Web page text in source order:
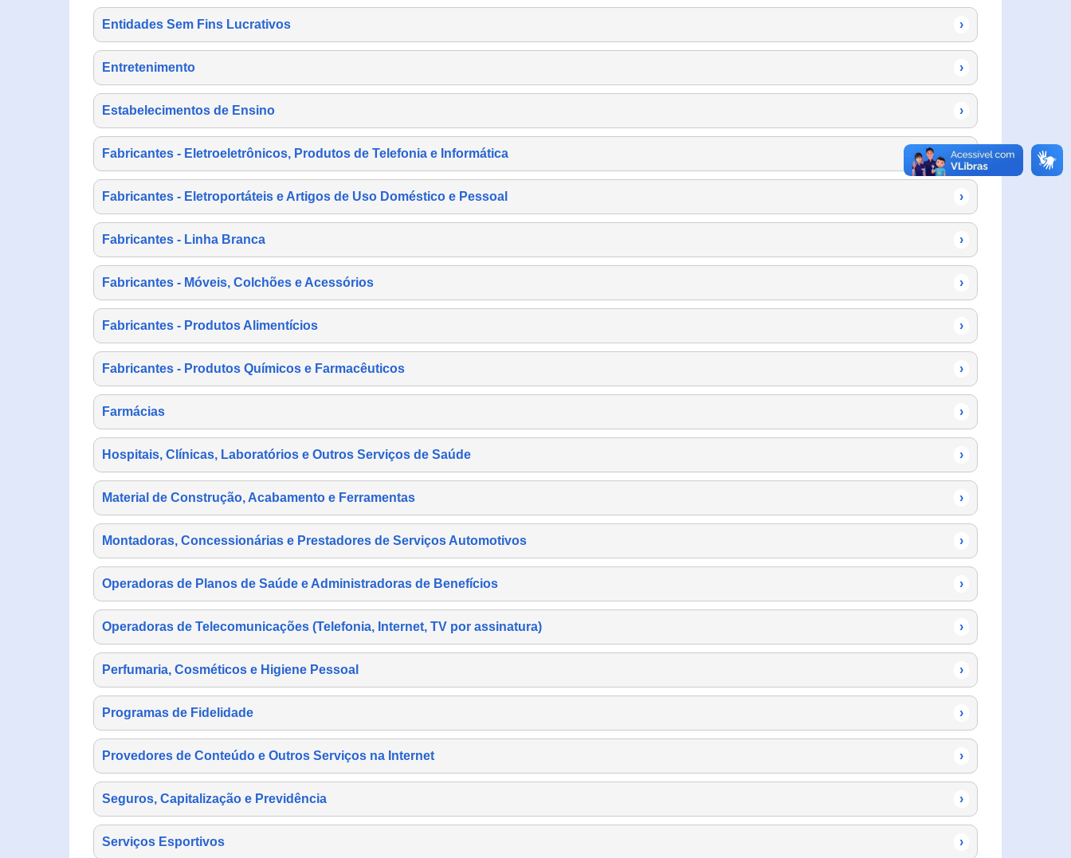
Entidades Sem Fins Lucrativos ›
Entretenimento ›
Estabelecimentos de Ensino ›
Fabricantes - Eletroeletrônicos, Produtos de Telefonia e Informática ›
Fabricantes - Eletroportáteis e Artigos de Uso Doméstico e Pessoal ›
Fabricantes - Linha Branca ›
Fabricantes - Móveis, Colchões e Acessórios ›
Fabricantes - Produtos Alimentícios ›
Fabricantes - Produtos Químicos e Farmacêuticos ›
Farmácias ›
Hospitais, Clínicas, Laboratórios e Outros Serviços de Saúde ›
Material de Construção, Acabamento e Ferramentas ›
Montadoras, Concessionárias e Prestadores de Serviços Automotivos ›
Operadoras de Planos de Saúde e Administradoras de Benefícios ›
Operadoras de Telecomunicações (Telefonia, Internet, TV por assinatura) ›
Perfumaria, Cosméticos e Higiene Pessoal ›
Programas de Fidelidade ›
Provedores de Conteúdo e Outros Serviços na Internet ›
Seguros, Capitalização e Previdência ›
Serviços Esportivos ›